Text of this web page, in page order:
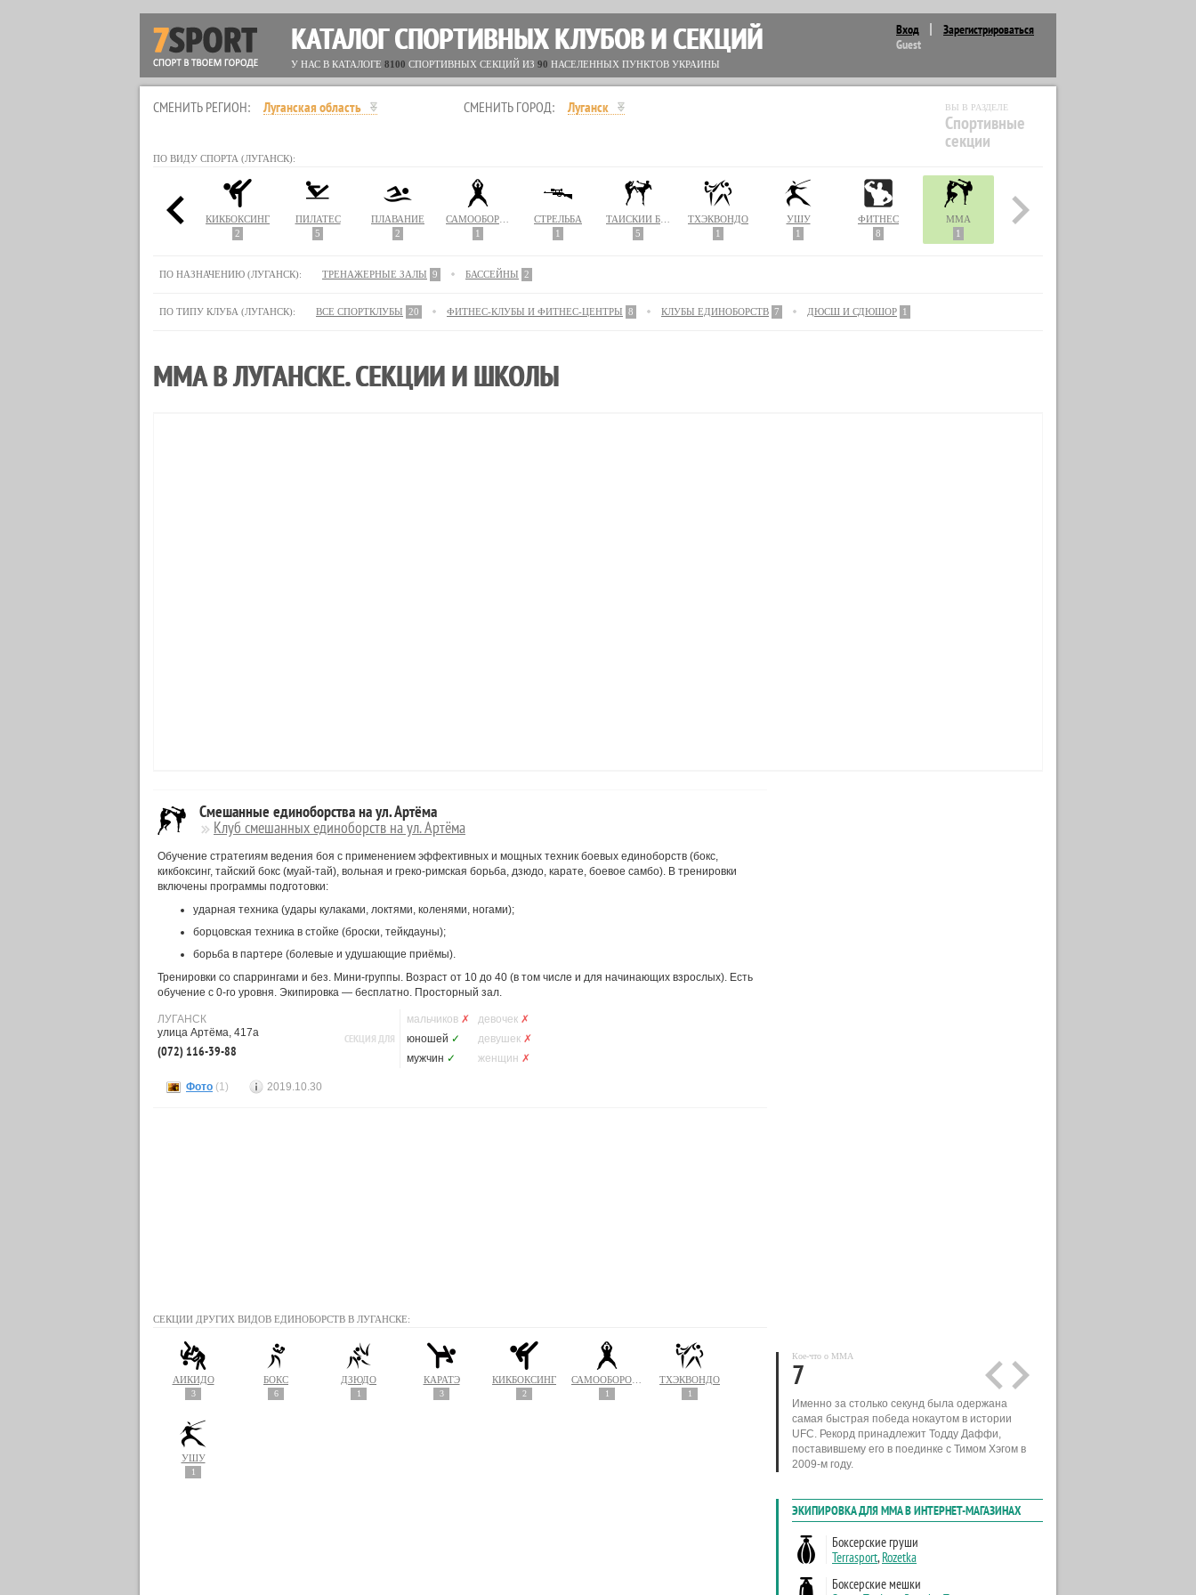
Вход
Зарегистрироваться
Guest
КАТАЛОГ СПОРТИВНЫХ КЛУБОВ И СЕКЦИЙ
У НАС В КАТАЛОГЕ 8100 СПОРТИВНЫХ СЕКЦИЙ ИЗ 90 НАСЕЛЕННЫХ ПУНКТОВ УКРАИНЫ
СМЕНИТЬ РЕГИОН: Луганская область СМЕНИТЬ ГОРОД: Луганск ВЫ В РАЗДЕЛЕ
Спортивные
секции
ПО ВИДУ СПОРТА (ЛУГАНСК):
КАРАТЭ
КИКБОКСИНГ
2
ПИЛАТЕС
5
ПЛАВАНИЕ
2
1
СТРЕЛЬБА
1
5
ТХЭКВОНДО
1
УШУ
1
ФИТНЕС
8
MMA
1
ПО НАЗНАЧЕНИЮ (ЛУГАНСК): ТРЕНАЖЕРНЫЕ ЗАЛЫ 9 БАССЕЙНЫ 2
ПО ТИПУ КЛУБА (ЛУГАНСК): ВСЕ СПОРТКЛУБЫ 20 ФИТНЕС-КЛУБЫ И ФИТНЕС-ЦЕНТРЫ 8 КЛУБЫ ЕДИНОБОРСТВ 7 ДЮСШ И СДЮШОР 1
MMA В ЛУГАНСКЕ. СЕКЦИИ И ШКОЛЫ
Смешанные единоборства на ул. Артёма
Клуб смешанных единоборств на ул. Артёма
Обучение стратегиям ведения боя с применением эффективных и мощных техник боевых единоборств (бокс,
кикбоксинг, тайский бокс (муай-тай), вольная и греко-римская борьба, дзюдо, карате, боевое самбо). В тренировки
включены программы подготовки:
ударная техника (удары кулаками, локтями, коленями, ногами);
борцовская техника в стойке (броски, тейкдауны);
борьба в партере (болевые и удушающие приёмы).
Тренировки со спаррингами и без. Мини-группы. Возраст от 10 до 40 (в том числе и для начинающих взрослых). Есть
обучение с 0-го уровня. Экипировка — бесплатно. Просторный зал.
ЛУГАНСК
улица Артёма, 417а
(072) 116-39-88
СЕКЦИЯ ДЛЯ
мальчиков ✗ девочек ✗
юношей ✓ девушек ✗
мужчин ✓ женщин ✗
Фото (1) 2019.10.30
СЕКЦИИ ДРУГИХ ВИДОВ ЕДИНОБОРСТВ В ЛУГАНСКЕ:
АЙКИДО
3
БОКС
6
ДЗЮДО
1
КАРАТЭ
3
КИКБОКСИНГ
2 1
ТХЭКВОНДО
1
УШУ
1
Кое-что о MMA
7
Именно за столько секунд была одержана
самая быстрая победа нокаутом в истории
UFC. Рекорд принадлежит Тодду Даффи,
поставившему его в поединке с Тимом Хэгом в
2009-м году.